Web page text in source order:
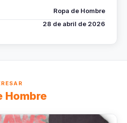
Ropa de Hombre
28 de abril de 2026
Hombre